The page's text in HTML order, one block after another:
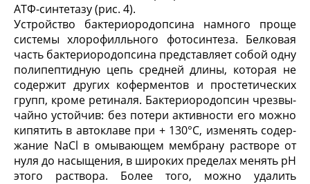
АТФ-синтетазу (рис. 4).
Устройство бактериородопсина намного проще
системы хлорофилльного фотосинтеза. Белковая
часть бактериородопсина представляет собой одну
полипептидную цепь средней длины, которая не
содержит других коферментов и простетических
групп, кроме ретиналя. Бактериородопсин чрезвы­
чайно устойчив: без потери активности его можно
кипятить в автоклаве при + 130°С, изменять содер­
жание NaCl в омывающем мембрану растворе от
ну­ля до насыщения, в широких пределах менять рН
этого раствора. Более того, можно удалить